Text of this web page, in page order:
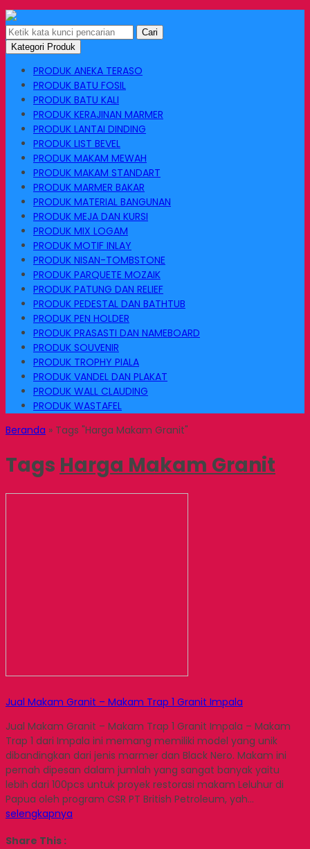
Cari
Kategori Produk
PRODUK ANEKA TERASO
PRODUK BATU FOSIL
PRODUK BATU KALI
PRODUK KERAJINAN MARMER
PRODUK LANTAI DINDING
PRODUK LIST BEVEL
PRODUK MAKAM MEWAH
PRODUK MAKAM STANDART
PRODUK MARMER BAKAR
PRODUK MATERIAL BANGUNAN
PRODUK MEJA DAN KURSI
PRODUK MIX LOGAM
PRODUK MOTIF INLAY
PRODUK NISAN-TOMBSTONE
PRODUK PARQUETE MOZAIK
PRODUK PATUNG DAN RELIEF
PRODUK PEDESTAL DAN BATHTUB
PRODUK PEN HOLDER
PRODUK PRASASTI DAN NAMEBOARD
PRODUK SOUVENIR
PRODUK TROPHY PIALA
PRODUK VANDEL DAN PLAKAT
PRODUK WALL CLAUDING
PRODUK WASTAFEL
Beranda » Tags "Harga Makam Granit"
Tags Harga Makam Granit
Jual Makam Granit – Makam Trap 1 Granit Impala
Jual Makam Granit – Makam Trap 1 Granit Impala – Makam
Trap 1 dari Impala ini memang memiliki model yang unik
dibandingkan dari jenis marmer dan Black Nero. Makam ini
pernah dipesan dalam jumlah yang sangat banyak yaitu
lebih dari 100pcs untuk proyek restorasi makam Leluhur di
Papua oleh program CSR PT British Petroleum, yah…
selengkapnya
Share This :